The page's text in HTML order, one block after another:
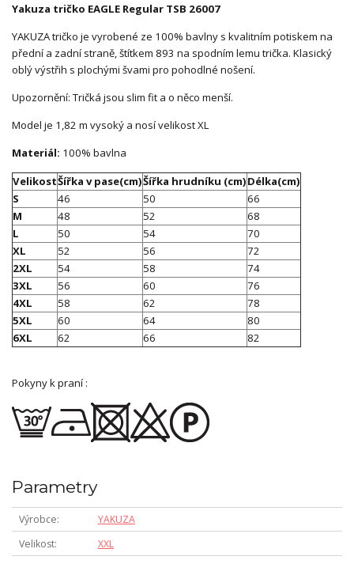
Yakuza tričko EAGLE Regular TSB 26007
YAKUZA tričko je vyrobené ze 100% bavlny s kvalitním potiskem na
přední a zadní straně, štítkem 893 na spodním lemu trička. Klasický
oblý výstřih s plochými švami pro pohodlné nošení.
Upozornění: Tričká jsou slim fit a o něco menší.
Model je 1,82 m vysoký a nosí velikost XL
Materiál: 100% bavlna
VelikostŠířka v pase(cm)Šířka hrudníku (cm)Délka(cm)
S
46 50
66
M
48 52
68
L
50 54
70
XL
52 56
72
2XL
54 58
74
3XL
56 60
76
4XL
58 62
78
5XL
60 64
80
6XL
62 66 82
Pokyny k praní :
Parametry
Výrobce
YAKUZA
Velikost
XXL